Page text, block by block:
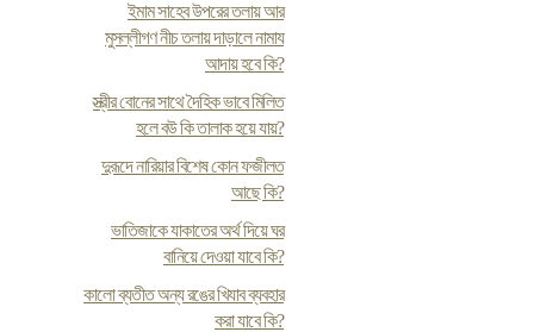
ইমাম সাহেব উপরের তলায় আর
মুসল্লীগণ নীচ তলায় দাড়ালে নামায
আদায় হবে কি?
স্ত্রীর বোনের সাথে দৈহিক ভাবে মিলিত
হলে বউ কি তালাক হয়ে যায়?
দুরূদে নারিয়ার বিশেষ কোন ফজীলত
আছে কি?
ভাতিজাকে যাকাতের অর্থ দিয়ে ঘর
বানিয়ে দেওয়া যাবে কি?
কালো ব্যতীত অন্য রঙের খিযাব ব্যবহার
করা যাবে কি?